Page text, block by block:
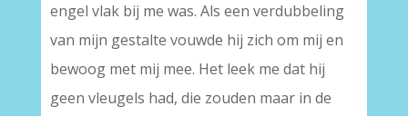
engel vlak bij me was. Als een verdubbeling
van mijn gestalte vouwde hij zich om mij en
bewoog met mij mee. Het leek me dat hij
geen vleugels had, die zouden maar in de